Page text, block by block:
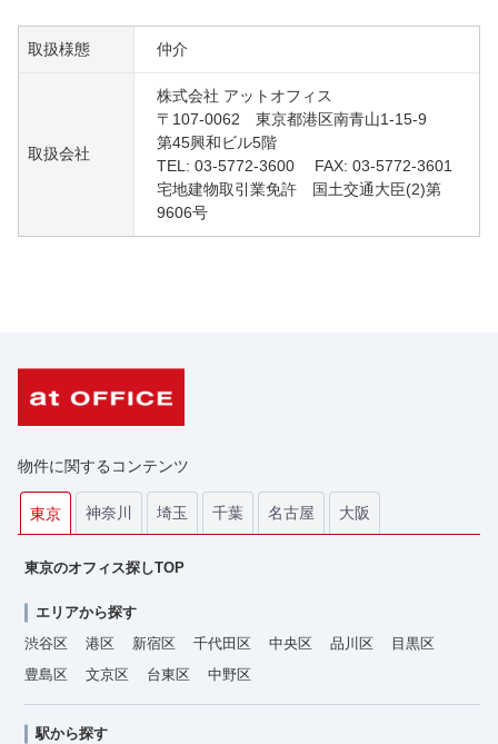
取扱様態 仲介
取扱会社
株式会社 アットオフィス
〒107-0062 東京都港区南青山1-15-9
第45興和ビル5階
TEL: 03-5772-3600 FAX: 03-5772-3601
宅地建物取引業免許 国土交通大臣(2)第
9606号
物件に関するコンテンツ
東京 神奈川 埼玉 千葉 名古屋 大阪
東京のオフィス探しTOP
エリアから探す
渋谷区
港区 新宿区 千代田区 中央区 品川区
目黒区
豊島区
文京区 台東区 中野区
駅から探す